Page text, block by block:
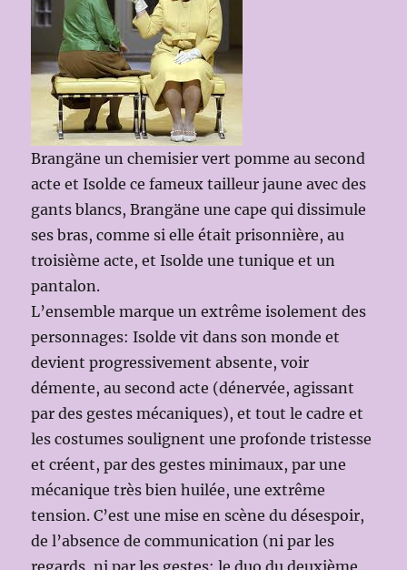
Brangäne un chemisier vert pomme au second
acte et Isolde ce fameux tailleur jaune avec des
gants blancs, Brangäne une cape qui dissimule
ses bras, comme si elle était prisonnière, au
troisième acte, et Isolde une tunique et un
pantalon.
L’ensemble marque un extrême isolement des
personnages: Isolde vit dans son monde et
devient progressivement absente, voir
démente, au second acte (dénervée, agissant
par des gestes mécaniques), et tout le cadre et
les costumes soulignent une profonde tristesse
et créent, par des gestes minimaux, par une
mécanique très bien huilée, une extrême
tension. C’est une mise en scène du désespoir,
de l’absence de communication (ni par les